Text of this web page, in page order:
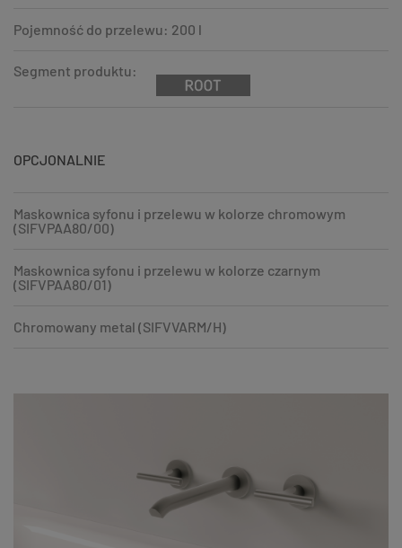
Pojemność do przelewu: 200 l
Segment produktu:
OPCJONALNIE
Maskownica syfonu i przelewu w kolorze chromowym
(SIFVPAA80/00)
Maskownica syfonu i przelewu w kolorze czarnym
(SIFVPAA80/01)
Chromowany metal (SIFVVARM/H)